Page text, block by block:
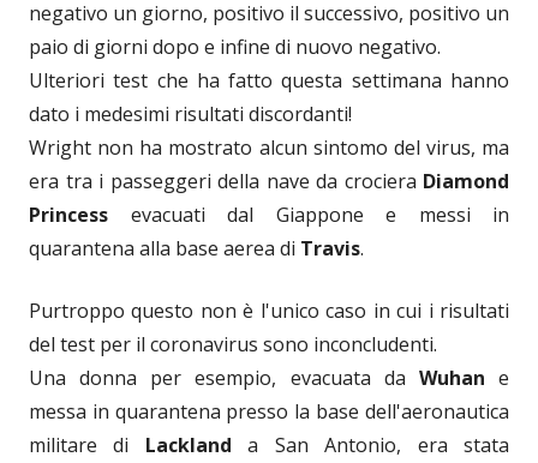
negativo un giorno, positivo il successivo, positivo un
paio di giorni dopo e infine di nuovo negativo.
Ulteriori test che ha fatto questa settimana hanno
dato i medesimi risultati discordanti!
Wright non ha mostrato alcun sintomo del virus, ma
era tra i passeggeri della nave da crociera Diamond
Princess evacuati dal Giappone e messi in
quarantena alla base aerea di Travis.
Purtroppo questo non è l'unico caso in cui i risultati
del test per il coronavirus sono inconcludenti.
Una donna per esempio, evacuata da Wuhan e
messa in quarantena presso la base dell'aeronautica
militare di Lackland a San Antonio, era stata